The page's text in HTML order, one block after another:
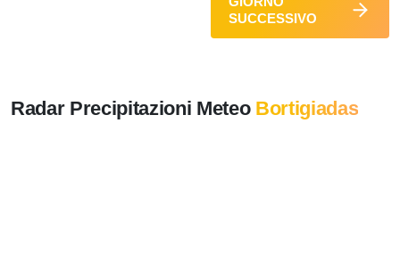
SUCCESSIVO
Radar Precipitazioni Meteo Bortigiadas